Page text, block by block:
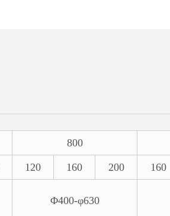
800
120 160 200 160
Φ400-φ630